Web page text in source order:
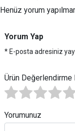
Henüz yorum
Yorum Yap
* E-posta adresiniz
Ürün Değerlendirme
Yorumunuz